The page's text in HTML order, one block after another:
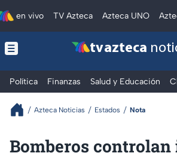
en vivo TV Azteca Azteca UNO
tv azteca
Política Finanzas Salud y Educación
Azteca Noticias Estados Nota
Bomberos